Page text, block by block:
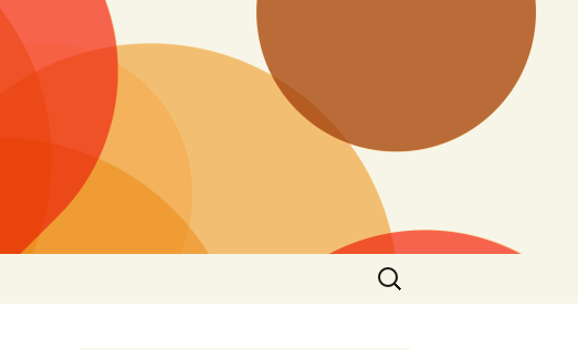
Търсене
за: